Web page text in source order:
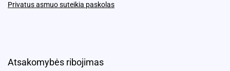
Privatus asmuo suteikia paskolas
Atsakomybės ribojimas